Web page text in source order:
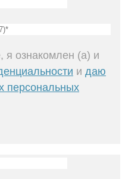
ознакомлен (а) и
и даю
персональных